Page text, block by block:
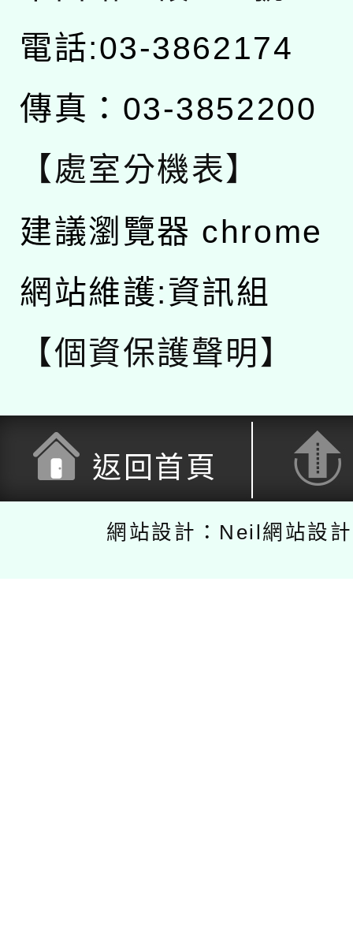
電話:03-3862174
傳真：03-3852200
【處室分機表】
建議瀏覽器 chrome
網站維護:資訊組
【個資保護聲明】
返回首頁
網站設計：Neil網站設